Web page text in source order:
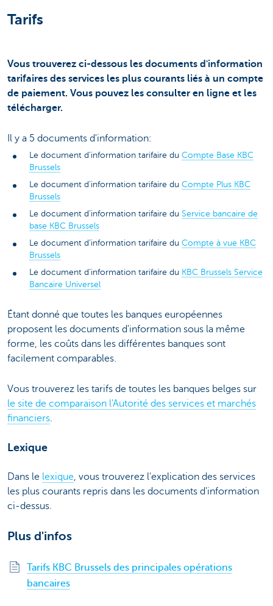
Tarifs
Vous trouverez ci-dessous les documents d'information
tarifaires des services les plus courants liés à un compte
de paiement. Vous pouvez les consulter en ligne et les
télécharger.
Il y a 5 documents d'information:
Le document d’information tarifaire du Compte Base KBC
Brussels
Le document d’information tarifaire du Compte Plus KBC
Brussels
Le document d’information tarifaire du Service bancaire de
base KBC Brussels
Le document d’information tarifaire du Compte à vue KBC
Brussels
Le document d’information tarifaire du KBC Brussels Service
Bancaire Universel
Étant donné que toutes les banques européennes
proposent les documents d'information sous la même
forme, les coûts dans les différentes banques sont
facilement comparables.
Vous trouverez les tarifs de toutes les banques belges sur
le site de comparaison l'Autorité des services et marchés
financiers.
Lexique
Dans le lexique, vous trouverez l'explication des services
les plus courants repris dans les documents d'information
ci-dessus.
Plus d'infos
Tarifs KBC Brussels des principales opérations
bancaires